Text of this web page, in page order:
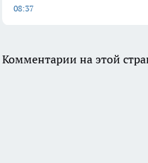
08:37
Комментарии на этой